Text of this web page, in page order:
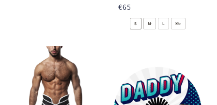
Prix
habituel
€65
S M L XL